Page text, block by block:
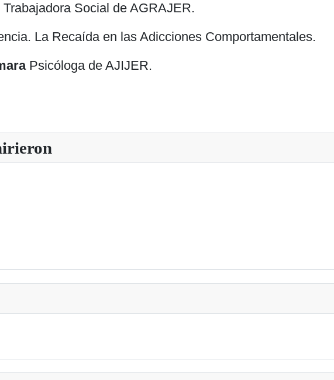
Trabajadora Social de AGRAJER.
La Recaída en las Adicciones Comportamentales.
Psicóloga de AJIJER.
y homenaje de las asociaciones a APLIJER por su aniversario